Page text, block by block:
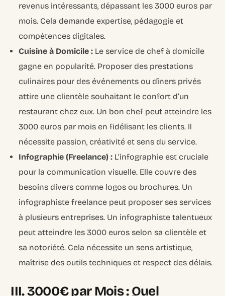
revenus intéressants, dépassant les 3000 euros par
mois. Cela demande expertise, pédagogie et
compétences digitales.
Cuisine à Domicile : Le service de chef à domicile
gagne en popularité. Proposer des prestations
culinaires pour des événements ou dîners privés
attire une clientèle souhaitant le confort d’un
restaurant chez eux. Un bon chef peut atteindre les
3000 euros par mois en fidélisant les clients. Il
nécessite passion, créativité et sens du service.
Infographie (Freelance) : L’infographie est cruciale
pour la communication visuelle. Elle couvre des
besoins divers comme logos ou brochures. Un
infographiste freelance peut proposer ses services
à plusieurs entreprises. Un infographiste talentueux
peut atteindre les 3000 euros selon sa clientèle et
sa notoriété. Cela nécessite un sens artistique,
maîtrise des outils techniques et respect des délais.
III. 3000€ par Mois : Quel